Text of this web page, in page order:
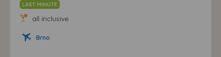
LAST MINUTE
all inclusive
Brno